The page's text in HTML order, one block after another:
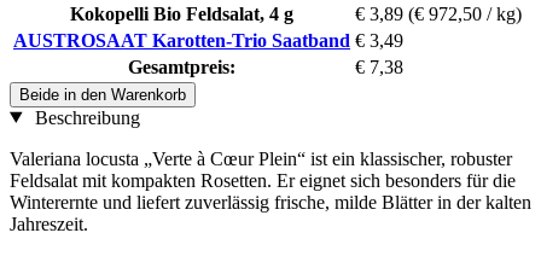
Kokopelli Bio Feldsalat, 4 g € 3,89 (€ 972,50 / kg)
AUSTROSAAT Karotten-Trio Saatband € 3,49
Gesamtpreis:
€ 7,38
Beide in den Warenkorb
Beschreibung
Valeriana locusta „Verte à Cœur Plein“ ist ein klassischer, robuster
Feldsalat mit kompakten Rosetten. Er eignet sich besonders für die
Winterernte und liefert zuverlässig frische, milde Blätter in der kalten
Jahreszeit.